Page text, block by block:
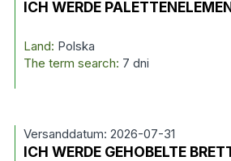
ICH WERDE
Land: Polska
The term search: 7 dni
Versanddatum: 2026-07-31
ICH WERDE GEHOBELTE